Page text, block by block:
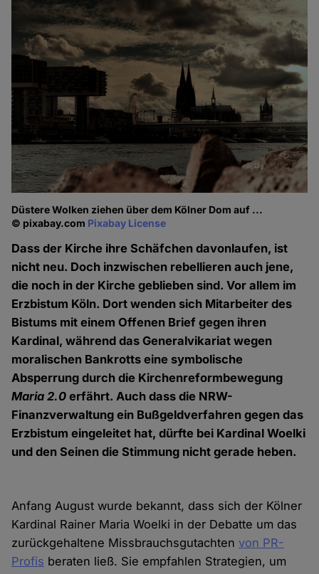
Düstere Wolken ziehen über dem Kölner Dom auf ...
© pixabay.com Pixabay License
Dass der Kirche ihre Schäfchen davonlaufen, ist
nicht neu. Doch inzwischen rebellieren auch jene,
die noch in der Kirche geblieben sind. Vor allem im
Erzbistum Köln. Dort wenden sich Mitarbeiter des
Bistums mit einem Offenen Brief gegen ihren
Kardinal, während das Generalvikariat wegen
moralischen Bankrotts eine symbolische
Absperrung durch die Kirchenreformbewegung
Maria 2.0erfährt. Auch dass die NRW-
Finanzverwaltung ein Bußgeldverfahren gegen das
Erzbistum eingeleitet hat, dürfte bei Kardinal Woelki
und den Seinen die Stimmung nicht gerade heben.
Anfang August wurde bekannt, dass sich der Kölner
Kardinal Rainer Maria Woelki in der Debatte um das
zurückgehaltene Missbrauchsgutachtenvon PR-
Profis beraten ließ. Sie empfahlen Strategien, um